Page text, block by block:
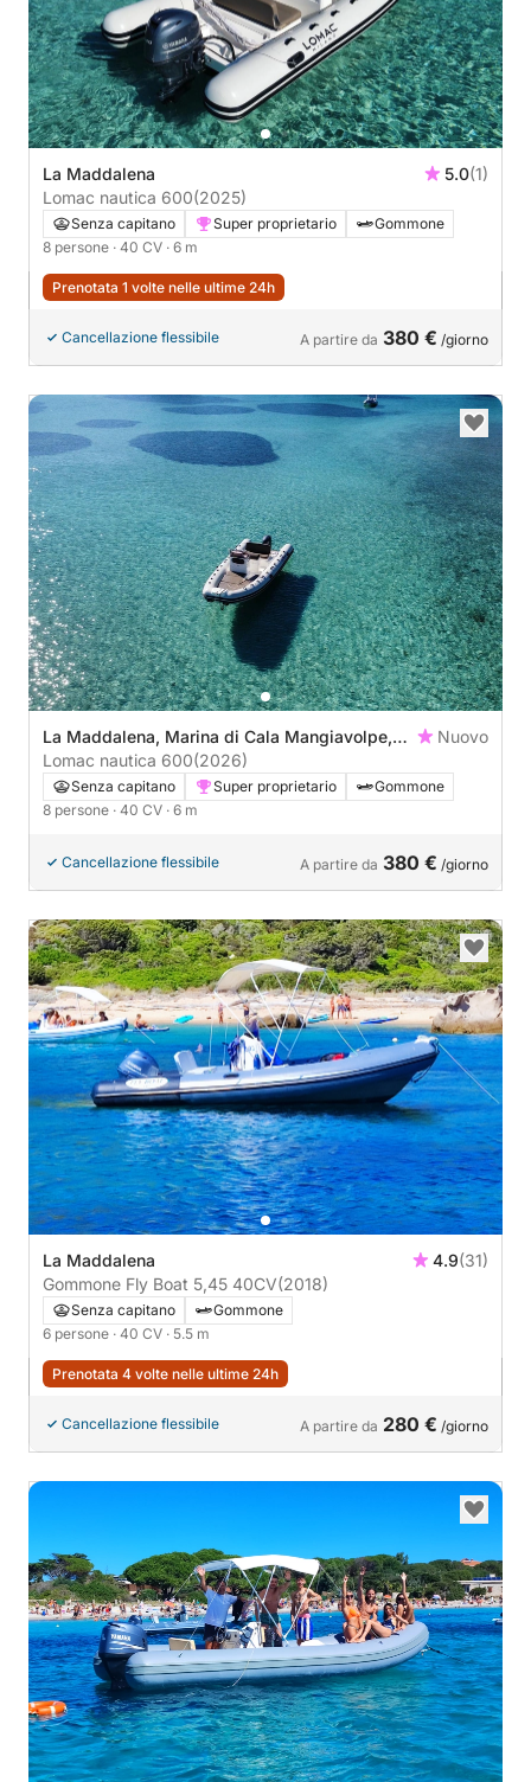
La Maddalena 5.0(1)
Lomac nautica 600(2025)
Senza capitano Super proprietario
Gommone
8 persone · 40 CV · 6 m
Prenotata 1 volte nelle ultime 24h
Cancellazione flessibile A partire da 380 € /giorno
La Maddalena, Marina di Cala Mangiavolpe,
La Maddalena
Nuovo
Lomac nautica 600(2026)
Senza capitano Super proprietario
Gommone
8 persone · 40 CV · 6 m
Cancellazione flessibile A partire da 380 € /giorno
La Maddalena 4.9(31)
Gommone Fly Boat 5,45 40CV(2018)
Senza capitano
Gommone
6 persone · 40 CV · 5.5 m
Prenotata 4 volte nelle ultime 24h
Cancellazione flessibile A partire da 280 € /giorno